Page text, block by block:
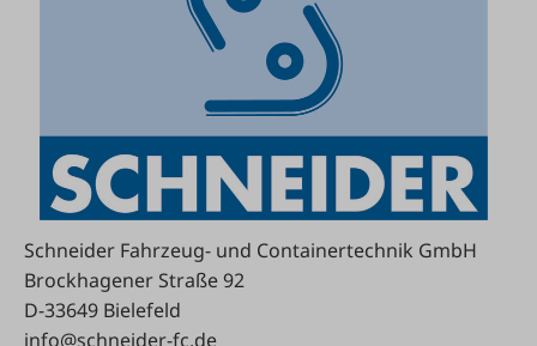
Schneider Fahrzeug- und Containertechnik GmbH
Brockhagener Straße 92
D-33649 Bielefeld
info@schneider-fc.de